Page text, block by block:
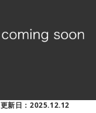
更新日：2025.12.12